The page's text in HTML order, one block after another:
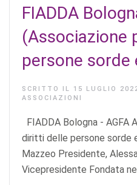
FIADDA
(Associazione
persone sorde
SCRITTO IL 15 LUGLIO
ASSOCIAZIONI
FIADDA Bologna - AGFA
diritti delle persone sorde
Mazzeo Presidente,
Vicepresidente Fondata